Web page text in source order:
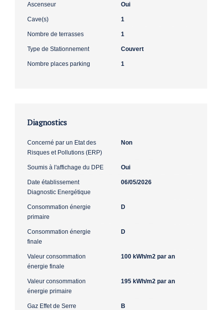
Ascenseur Oui
Cave(s) 1
Nombre de terrasses 1
Type de Stationnement Couvert
Nombre places parking 1
Diagnostics
Concerné par un Etat des
Risques et Pollutions (ERP)
Non
Soumis à l'affichage du DPE Oui
Date établissement
Diagnostic Energétique
06/05/2026
Consommation énergie
primaire
D
Consommation énergie
finale
D
Valeur consommation
énergie finale
100 kWh/m2 par an
Valeur consommation
énergie primaire
195 kWh/m2 par an
Gaz Effet de Serre B